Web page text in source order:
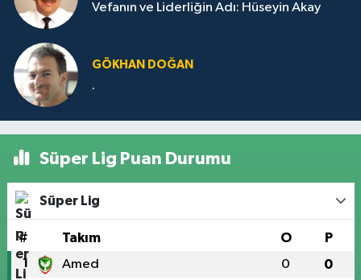
Vefanın ve Liderliğin Adı: Hüseyin Akay
GÖKHAN DOĞAN
.
Süper Lig Puan Durumu
Süper Lig
# Takım O P
1 Amed 0 0